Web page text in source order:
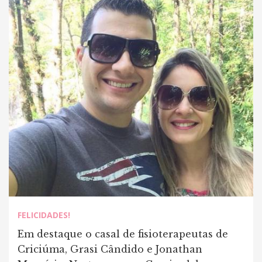
FELICIDADES!
Em destaque o casal de fisioterapeutas de
Criciúma, Grasi Cândido e Jonathan